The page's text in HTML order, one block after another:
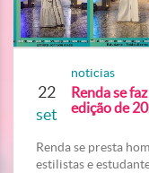
22
set
noticias
Renda se
edição de
Renda se presta
estilistas e